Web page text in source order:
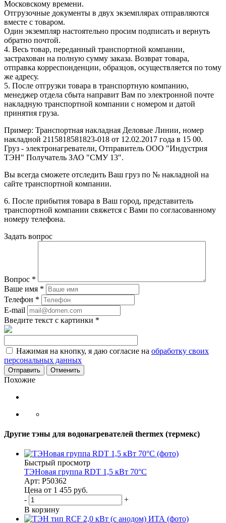
Московскому времени.
Отгрузочные документы в двух экземплярах отправляются
вместе с товаром.
Один экземпляр настоятельно просим подписать и вернуть
обратно почтой.
4. Весь товар, переданный транспортной компании,
застрахован на полную сумму заказа. Возврат товара,
отправка корреспонденции, образцов, осуществляется по тому
же адресу.
5. После отгрузки товара в транспортную компанию,
менеджер отдела сбыта направит Вам по электронной почте
накладную транспортной компании с номером и датой
принятия груза.
Пример: Транспортная накладная Деловые Линии, номер
накладной 2115818581823-018 от 12.02.2017 года в 15 00.
Груз - электронагреватели, Отправитель ООО "Индустрия
ТЭН" Получатель ЗАО "СМУ 13".
Вы всегда сможете отследить Ваш груз по № накладной на
сайте транспортной компании.
6. После прибытия товара в Ваш город, представитель
транспортной компании свяжется с Вами по согласованному
номеру телефона.
Задать вопрос
Вопрос *
Ваше имя *
Телефон *
E-mail
Введите текст с картинки *
Нажимая на кнопку, я даю согласие на обработку своих
персональных данных
Отменить
Похожие
Другие тэны для водонагревателей thermex (термекс)
Быстрый просмотр
ТЭНовая группа RDT 1,5 кВт 70°С
Арт: P50362
Цена от 1 455 руб.
-
+
В корзину